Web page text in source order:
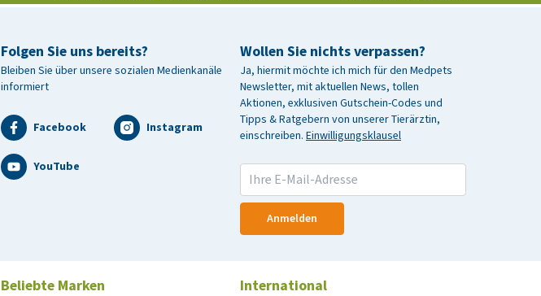
Wollen Sie nichts verpassen?
Ja, hiermit möchte ich mich für den Medpets
Newsletter, mit aktuellen News, tollen
Aktionen, exklusiven Gutschein-Codes und
Tipps & Ratgebern von unserer Tierärztin,
einschreiben. Einwilligungsklausel
Anmelden
Folgen Sie uns bereits?
Bleiben Sie über unsere sozialen Medienkanäle
informiert
Facebook Instagram
YouTube
Beliebte Marken International